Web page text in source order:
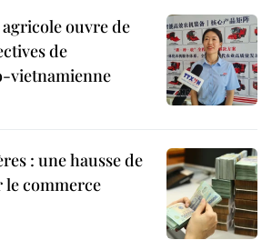
ouvre de
de
vietnamienne
: une hausse de
le commerce